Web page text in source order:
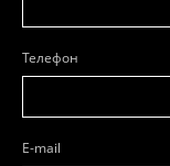
Телефон
E-mail